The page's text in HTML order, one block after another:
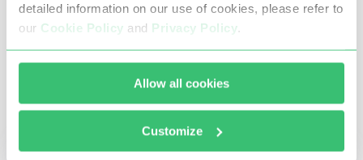
detailed information on our use of cookies, please refer to
our Cookie Policy and Privacy Policy
Allow all cookies
Customize
2 Temmuz 2025
kullanılacak en uygun adresleri ve belirli görevleri
yerine getirmek için uygun seçenekleri tartışacağız.